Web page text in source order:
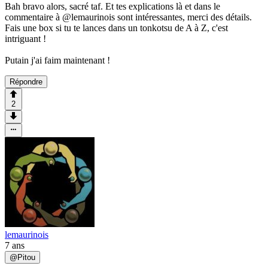
Bah bravo alors, sacré taf. Et tes explications là et dans le
commentaire à @lemaurinois sont intéressantes, merci des détails.
Fais une box si tu te lances dans un tonkotsu de A à Z, c'est
intriguant !
Putain j'ai faim maintenant !
Répondre
2
lemaurinois
7 ans
@Pitou